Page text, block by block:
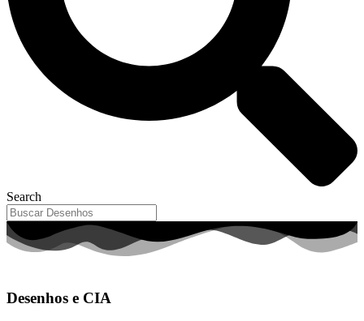
Search
Desenhos e CIA